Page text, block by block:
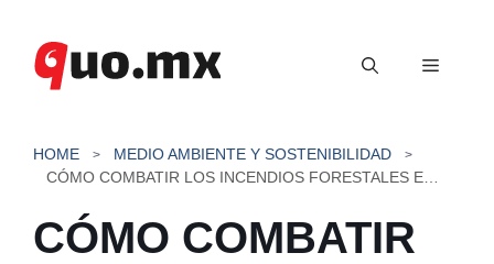
contenido
Menú
HOME
MEDIO AMBIENTE Y SOSTENIBILIDAD
CÓMO COMBATIR